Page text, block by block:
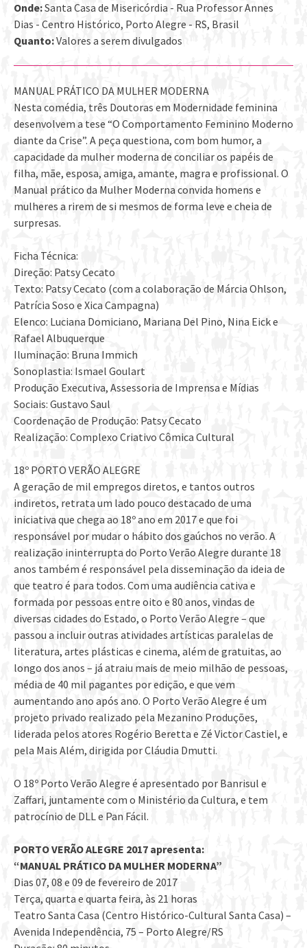
Onde:Santa Casa de Misericórdia - Rua Professor Annes
Dias - Centro Histórico, Porto Alegre - RS, Brasil
Quanto:Valores a serem divulgados
MANUAL PRÁTICO DA MULHER MODERNA
Nesta comédia, três Doutoras em Modernidade feminina
desenvolvem a tese “O Comportamento Feminino Moderno
diante da Crise”. A peça questiona, com bom humor, a
capacidade da mulher moderna de conciliar os papéis de
filha, mãe, esposa, amiga, amante, magra e profissional. O
Manual prático da Mulher Moderna convida homens e
mulheres a rirem de si mesmos de forma leve e cheia de
surpresas.
Ficha Técnica:
Direção: Patsy Cecato
Texto: Patsy Cecato (com a colaboração de Márcia Ohlson,
Patrícia Soso e Xica Campagna)
Elenco: Luciana Domiciano, Mariana Del Pino, Nina Eick e
Rafael Albuquerque
Iluminação: Bruna Immich
Sonoplastia: Ismael Goulart
Produção Executiva, Assessoria de Imprensa e Mídias
Sociais: Gustavo Saul
Coordenação de Produção: Patsy Cecato
Realização: Complexo Criativo Cômica Cultural
18º PORTO VERÃO ALEGRE
A geração de mil empregos diretos, e tantos outros
indiretos, retrata um lado pouco destacado de uma
iniciativa que chega ao 18º ano em 2017 e que foi
responsável por mudar o hábito dos gaúchos no verão. A
realização ininterrupta do Porto Verão Alegre durante 18
anos também é responsável pela disseminação da ideia de
que teatro é para todos. Com uma audiência cativa e
formada por pessoas entre oito e 80 anos, vindas de
diversas cidades do Estado, o Porto Verão Alegre – que
passou a incluir outras atividades artísticas paralelas de
literatura, artes plásticas e cinema, além de gratuitas, ao
longo dos anos – já atraiu mais de meio milhão de pessoas,
média de 40 mil pagantes por edição, e que vem
aumentando ano após ano. O Porto Verão Alegre é um
projeto privado realizado pela Mezanino Produções,
liderada pelos atores Rogério Beretta e Zé Victor Castiel, e
pela Mais Além, dirigida por Cláudia Dmutti.
O 18º Porto Verão Alegre é apresentado por Banrisul e
Zaffari, juntamente com o Ministério da Cultura, e tem
patrocínio de DLL e Pan Fácil.
PORTO VERÃO ALEGRE 2017 apresenta:
“MANUAL PRÁTICO DA MULHER MODERNA”
Dias 07, 08 e 09 de fevereiro de 2017
Terça, quarta e quarta feira, às 21 horas
Teatro Santa Casa (Centro Histórico-Cultural Santa Casa) –
Avenida Independência, 75 – Porto Alegre/RS